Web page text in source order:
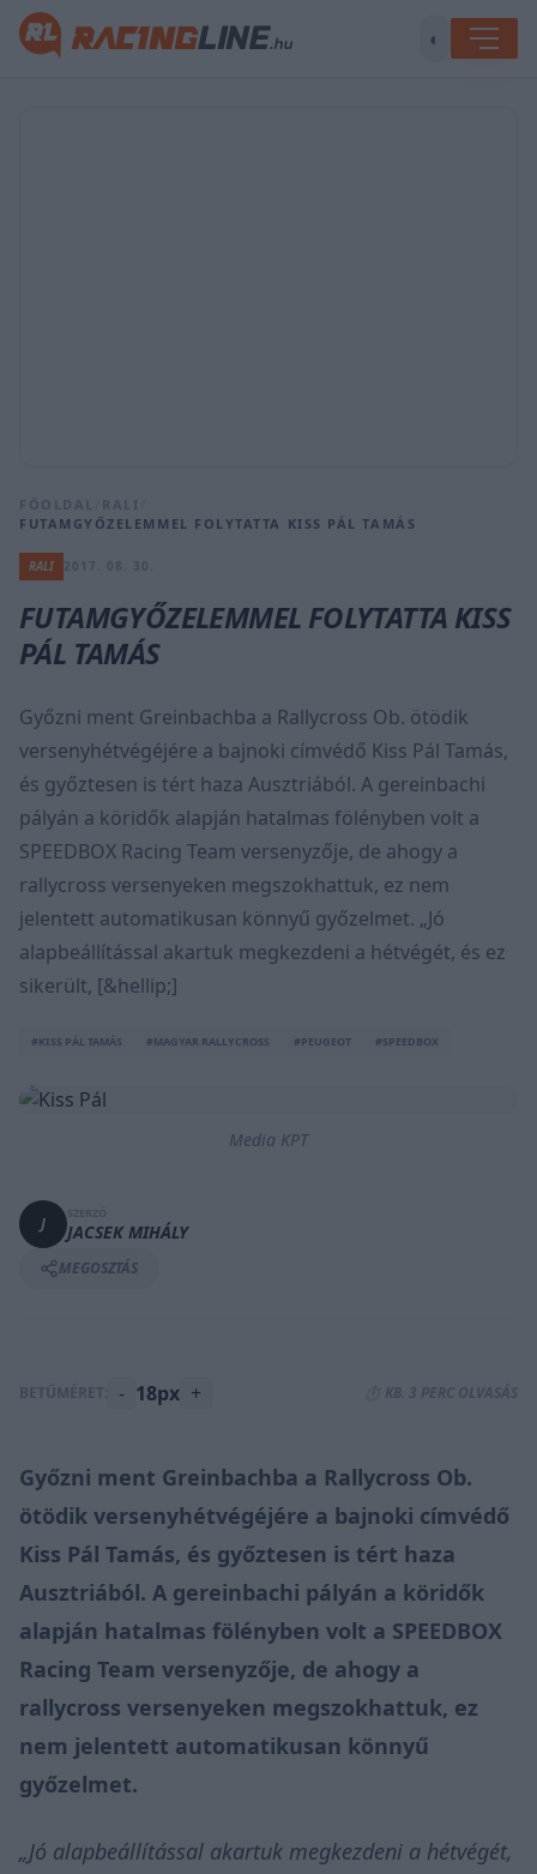
◐
FŐOLDAL RALI
FUTAMGYŐZELEMMEL FOLYTATTA KISS PÁL TAMÁS
RALI
FUTAMGYŐZELEMMEL FOLYTATTA KISS
PÁL TAMÁS
Győzni ment Greinbachba a Rallycross Ob. ötödik
versenyhétvégéjére a bajnoki címvédő Kiss Pál Tamás,
és győztesen is tért haza Ausztriából. A gereinbachi
pályán a köridők alapján hatalmas fölényben volt a
SPEEDBOX Racing Team versenyzője, de ahogy a
rallycross versenyeken megszokhattuk, ez nem
jelentett automatikusan könnyű győzelmet. „Jó
alapbeállítással akartuk megkezdeni a hétvégét, és ez
sikerült, [&hellip;]
#KISS PÁL TAMÁS #MAGYAR RALLYCROSS #PEUGEOT #SPEEDBOX
Media KPT
J JACSEK MIHÁLY
MEGOSZTÁS
BETŰMÉRET: - 18px + ⏱️ KB. 3 PERC OLVASÁS
Győzni ment Greinbachba a Rallycross Ob.
ötödik versenyhétvégéjére a bajnoki címvédő
Kiss Pál Tamás, és győztesen is tért haza
Ausztriából. A gereinbachi pályán a köridők
alapján hatalmas fölényben volt a SPEEDBOX
Racing Team versenyzője, de ahogy a
rallycross versenyeken megszokhattuk, ez
nem jelentett automatikusan könnyű
győzelmet.
„Jó alapbeállítással akartuk megkezdeni a hétvégét,